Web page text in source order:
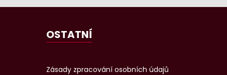
OSTATNÍ
Zásady zpracování osobních údajů